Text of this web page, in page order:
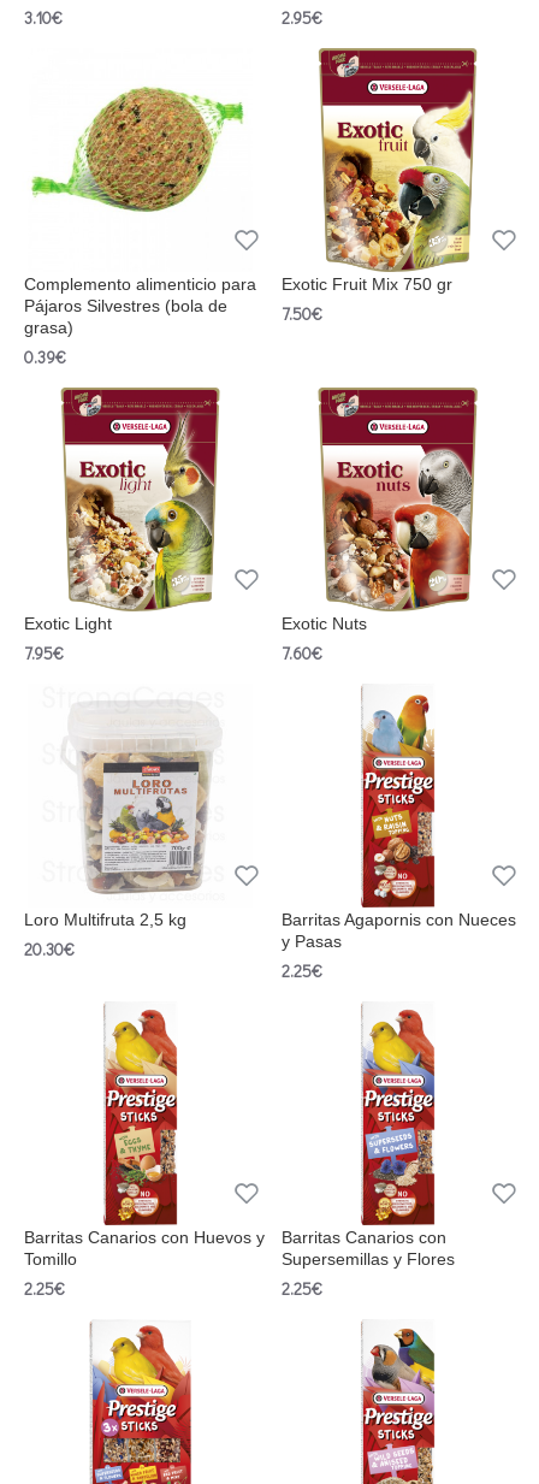
3.10€ 2.95€
Complemento alimenticio para
Pájaros Silvestres (bola de
grasa)
0.39€
Exotic Fruit Mix 750 gr
7.50€
Exotic Light
7.95€
Exotic Nuts
7.60€
Loro Multifruta 2,5 kg
20.30€
Barritas Agapornis con Nueces
y Pasas
2.25€
Barritas Canarios con Huevos y
Tomillo
2.25€
Barritas Canarios con
Supersemillas y Flores
2.25€